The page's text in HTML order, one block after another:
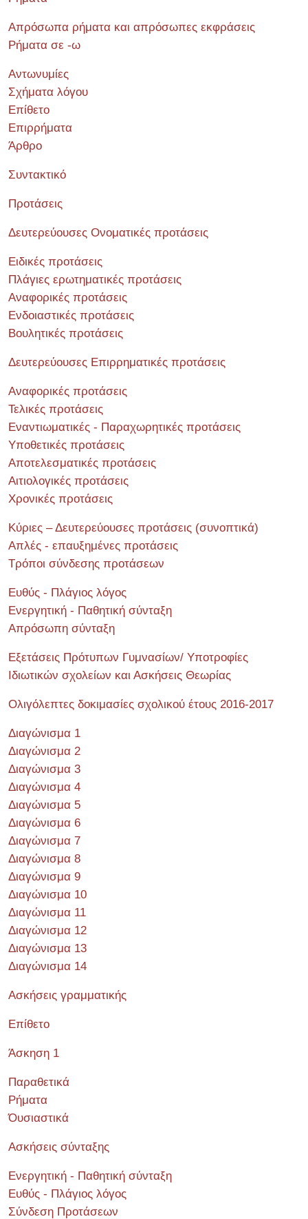
Απρόσωπα ρήματα και απρόσωπες εκφράσεις
Ρήματα σε -ω
Αντωνυμίες
Σχήματα λόγου
Επίθετο
Επιρρήματα
Άρθρο
Συντακτικό
Προτάσεις
Δευτερεύουσες Ονοματικές προτάσεις
Ειδικές προτάσεις
Πλάγιες ερωτηματικές προτάσεις
Αναφορικές προτάσεις
Ενδοιαστικές προτάσεις
Βουλητικές προτάσεις
Δευτερεύουσες Επιρρηματικές προτάσεις
Αναφορικές προτάσεις
Τελικές προτάσεις
Εναντιωματικές - Παραχωρητικές προτάσεις
Υποθετικές προτάσεις
Αποτελεσματικές προτάσεις
Αιτιολογικές προτάσεις
Χρονικές προτάσεις
Κύριες – Δευτερεύουσες προτάσεις (συνοπτικά)
Απλές - επαυξημένες προτάσεις
Τρόποι σύνδεσης προτάσεων
Ευθύς - Πλάγιος λόγος
Ενεργητική - Παθητική σύνταξη
Απρόσωπη σύνταξη
Εξετάσεις Πρότυπων Γυμνασίων/ Υποτροφίες
Ιδιωτικών σχολείων και Ασκήσεις Θεωρίας
Ολιγόλεπτες δοκιμασίες σχολικού έτους 2016-2017
Διαγώνισμα 1
Διαγώνισμα 2
Διαγώνισμα 3
Διαγώνισμα 4
Διαγώνισμα 5
Διαγώνισμα 6
Διαγώνισμα 7
Διαγώνισμα 8
Διαγώνισμα 9
Διαγώνισμα 10
Διαγώνισμα 11
Διαγώνισμα 12
Διαγώνισμα 13
Διαγώνισμα 14
Ασκήσεις γραμματικής
Επίθετο
Άσκηση 1
Παραθετικά
Ρήματα
Όυσιαστικά
Ασκήσεις σύνταξης
Ενεργητική - Παθητική σύνταξη
Ευθύς - Πλάγιος λόγος
Σύνδεση Προτάσεων